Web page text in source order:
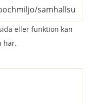
eller funktion kan
här.